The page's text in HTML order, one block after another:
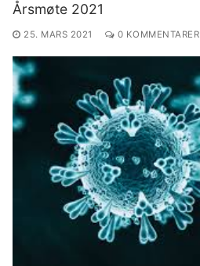
Årsmøte 2021
25. MARS 2021 0 KOMMENTARER